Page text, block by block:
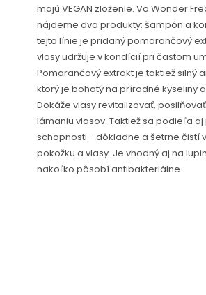
majú VEGAN zloženie. Vo Wonder
nájdeme dva produkty: šampón a
tejto línie je pridaný pomarančový
vlasy udržuje v kondícií pri častom
Pomarančový extrakt je taktiež silný
ktorý je bohatý na prírodné kyseliny
Dokáže vlasy revitalizovať,
lámaniu vlasov. Taktiež sa podieľa
schopnosti - dôkladne a šetrne čistí
pokožku a vlasy. Je vhodný aj na
nakoľko pôsobí antibakteriálne.